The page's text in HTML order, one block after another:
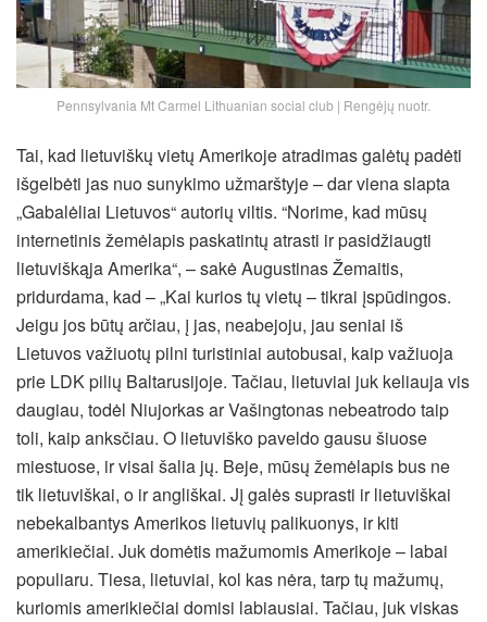
Pennsylvania Mt Carmel Lithuanian social club | Rengėjų nuotr.
Tai, kad lietuviškų vietų Amerikoje atradimas galėtų padėti
išgelbėti jas nuo sunykimo užmarštyje – dar viena slapta
„Gabalėliai Lietuvos“ autorių viltis. “Norime, kad mūsų
internetinis žemėlapis paskatintų atrasti ir pasidžiaugti
lietuviškąja Amerika“, – sakė Augustinas Žemaitis,
pridurdama, kad – „Kai kurios tų vietų – tikrai įspūdingos.
Jeigu jos būtų arčiau, į jas, neabejoju, jau seniai iš
Lietuvos važiuotų pilni turistiniai autobusai, kaip važiuoja
prie LDK pilių Baltarusijoje. Tačiau, lietuviai juk keliauja vis
daugiau, todėl Niujorkas ar Vašingtonas nebeatrodo taip
toli, kaip anksčiau. O lietuviško paveldo gausu šiuose
miestuose, ir visai šalia jų. Beje, mūsų žemėlapis bus ne
tik lietuviškai, o ir angliškai. Jį galės suprasti ir lietuviškai
nebekalbantys Amerikos lietuvių palikuonys, ir kiti
amerikiečiai. Juk domėtis mažumomis Amerikoje – labai
populiaru. Tiesa, lietuviai, kol kas nėra, tarp tų mažumų,
kuriomis amerikiečiai domisi labiausiai. Tačiau, juk viskas